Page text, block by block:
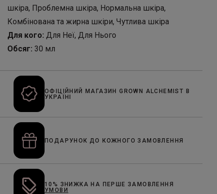
шкіра, Проблемна шкіра, Нормальна шкіра,
Комбінована та жирна шкіри, Чутлива шкіра
Для кого: Для Неї, Для Нього
Обсяг: 30 мл
ОФІЦІЙНИЙ МАГАЗИН GROWN ALCHEMIST В
УКРАЇНІ
ПОДАРУНОК ДО КОЖНОГО ЗАМОВЛЕННЯ
10% ЗНИЖКА НА ПЕРШЕ ЗАМОВЛЕННЯ
УМОВИ